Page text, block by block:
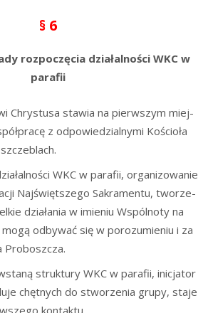
§ 6
roz­po­czę­cia dzia­łal­no­ści WKC w
parafii
Chry­stu­sa sta­wia na pierw­szym miej­
z odpo­wie­dzial­ny­mi Kościo­ła
WKC w para­fii, orga­ni­zo­wa­nie
Naj­święt­sze­go Sakra­men­tu, two­rze­
dzia­ła­nia w imie­niu Wspól­no­ty na
odby­wać się w poro­zu­mie­niu i za
Proboszcza.
struk­tu­ry WKC w para­fii, ini­cja­tor
chęt­nych do stwo­rze­nia gru­py, sta­je
kontaktu.